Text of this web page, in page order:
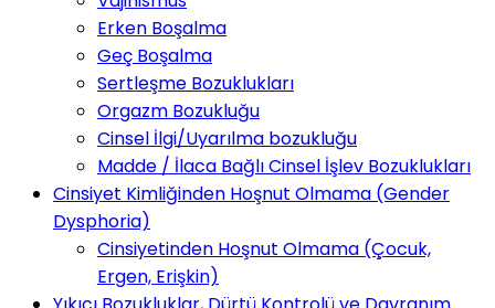
Erken Boşalma
Geç Boşalma
Sertleşme Bozuklukları
Orgazm Bozukluğu
Cinsel İlgi/Uyarılma bozukluğu
Madde / İlaca Bağlı Cinsel İşlev Bozuklukları
Cinsiyet Kimliğinden Hoşnut Olmama (Gender
Dysphoria)
Cinsiyetinden Hoşnut Olmama (Çocuk,
Ergen, Erişkin)